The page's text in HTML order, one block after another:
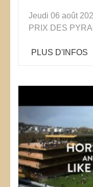
Jeudi 06 août
PRIX DES
PLUS D'INFOS